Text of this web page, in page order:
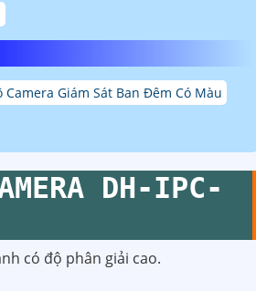
Camera Giám Sát Ban Đêm Có Màu
DH-IPC-
có độ phân giải cao.